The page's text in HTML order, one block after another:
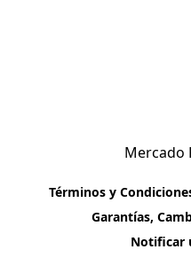
Mercado
Términos y
Garantías,
Notificar